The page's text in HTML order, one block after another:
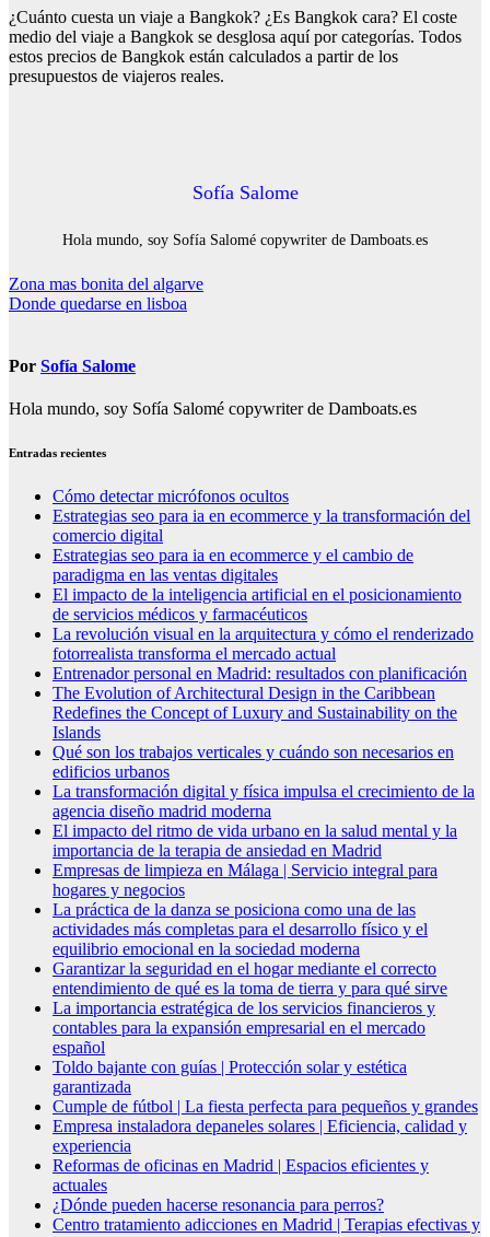
¿Cuánto cuesta un viaje a Bangkok? ¿Es Bangkok cara? El coste
medio del viaje a Bangkok se desglosa aquí por categorías. Todos
estos precios de Bangkok están calculados a partir de los
presupuestos de viajeros reales.
Sofía Salome
Hola mundo, soy Sofía Salomé copywriter de Damboats.es
Navegación
de
Zona mas bonita del algarve
Donde quedarse en lisboa
Por Sofía Salome
Hola mundo, soy Sofía Salomé copywriter de Damboats.es
Entradas recientes
Cómo detectar micrófonos ocultos
Estrategias seo para ia en ecommerce y la transformación del
comercio digital
Estrategias seo para ia en ecommerce y el cambio de
paradigma en las ventas digitales
El impacto de la inteligencia artificial en el posicionamiento
de servicios médicos y farmacéuticos
La revolución visual en la arquitectura y cómo el renderizado
fotorrealista transforma el mercado actual
Entrenador personal en Madrid: resultados con planificación
The Evolution of Architectural Design in the Caribbean
Redefines the Concept of Luxury and Sustainability on the
Islands
Qué son los trabajos verticales y cuándo son necesarios en
edificios urbanos
La transformación digital y física impulsa el crecimiento de la
agencia diseño madrid moderna
El impacto del ritmo de vida urbano en la salud mental y la
importancia de la terapia de ansiedad en Madrid
Empresas de limpieza en Málaga | Servicio integral para
hogares y negocios
La práctica de la danza se posiciona como una de las
actividades más completas para el desarrollo físico y el
equilibrio emocional en la sociedad moderna
Garantizar la seguridad en el hogar mediante el correcto
entendimiento de qué es la toma de tierra y para qué sirve
La importancia estratégica de los servicios financieros y
contables para la expansión empresarial en el mercado
español
Toldo bajante con guías | Protección solar y estética
garantizada
Cumple de fútbol | La fiesta perfecta para pequeños y grandes
Empresa instaladora depaneles solares | Eficiencia, calidad y
experiencia
Reformas de oficinas en Madrid | Espacios eficientes y
actuales
¿Dónde pueden hacerse resonancia para perros?
Centro tratamiento adicciones en Madrid | Terapias efectivas y